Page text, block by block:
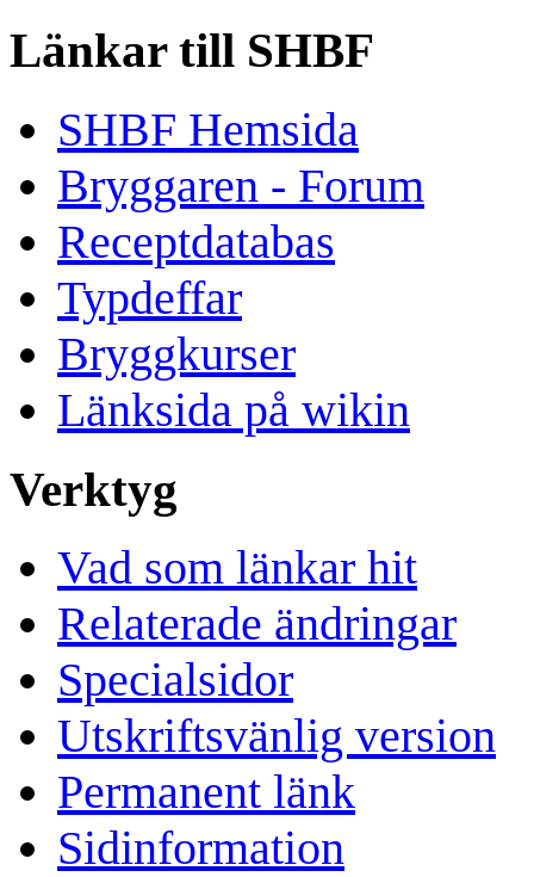
Länkar till SHBF
SHBF Hemsida
Bryggaren - Forum
Receptdatabas
Typdeffar
Bryggkurser
Länksida på wikin
Verktyg
Vad som länkar hit
Relaterade ändringar
Specialsidor
Utskriftsvänlig version
Permanent länk
Sidinformation